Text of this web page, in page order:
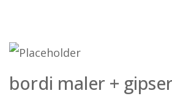
bordi maler +